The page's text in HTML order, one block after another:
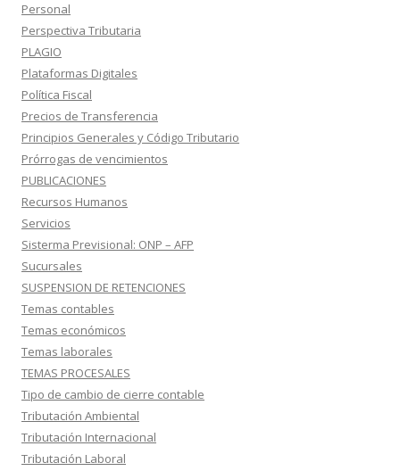
Personal
Perspectiva Tributaria
PLAGIO
Plataformas Digitales
Política Fiscal
Precios de Transferencia
Principios Generales y Código Tributario
Prórrogas de vencimientos
PUBLICACIONES
Recursos Humanos
Servicios
Sisterma Previsional: ONP – AFP
Sucursales
SUSPENSION DE RETENCIONES
Temas contables
Temas económicos
Temas laborales
TEMAS PROCESALES
Tipo de cambio de cierre contable
Tributación Ambiental
Tributación Internacional
Tributación Laboral